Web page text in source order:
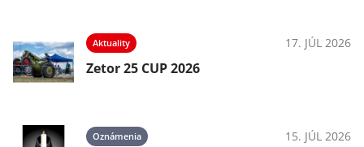
Aktuality 17. JÚL 2026
Zetor 25 CUP 2026
Oznámenia 15. JÚL 2026